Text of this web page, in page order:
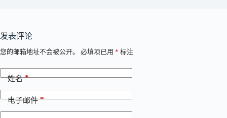
发表评论
您的邮箱地址不会被公开。 必填项已用 * 标注
姓名*
电子邮件*